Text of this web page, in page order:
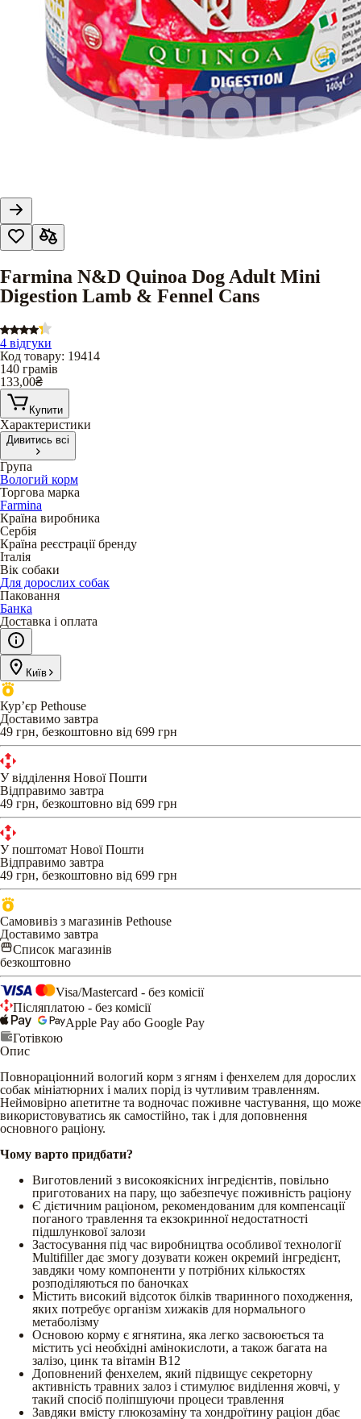
Farmina N&D Quinoa Dog Adult Mini
Digestion Lamb & Fennel Cans
4 відгуки
Код товару: 19414
140 грамів
133,00₴
Купити
Характеристики
Дивитись всі
Група
Вологий корм
Торгова марка
Farmina
Країна виробника
Сербія
Країна реєстрації бренду
Італія
Вік собаки
Для дорослих собак
Паковання
Банка
Доставка і оплата
Київ
Кур’єр Pethouse
Доставимо завтра
49 грн, безкоштовно від 699 грн
У відділення Нової Пошти
Відправимо завтра
49 грн, безкоштовно від 699 грн
У поштомат Нової Пошти
Відправимо завтра
49 грн, безкоштовно від 699 грн
Самовивіз з магазинів Pethouse
Доставимо завтра
Список магазинів
безкоштовно
Visa/Mastercard - без комісії
Післяплатою - без комісії
Apple Pay або Google Pay
Готівкою
Опис
Повнораціонний вологий корм з ягням і фенхелем для дорослих
собак мініатюрних і малих порід із чутливим травленням.
Неймовірно апетитне та водночас поживне частування, що може
використовуватись як самостійно, так і для доповнення
основного раціону.
Чому варто придбати?
Виготовлений з високоякісних інгредієнтів, повільно
приготованих на пару, що забезпечує поживність раціону
Є дієтичним раціоном, рекомендованим для компенсації
поганого травлення та екзокринної недостатності
підшлункової залози
Застосування під час виробництва особливої технології
Multifiller дає змогу дозувати кожен окремий інгредієнт,
завдяки чому компоненти у потрібних кількостях
розподіляються по баночках
Містить високий відсоток білків тваринного походження,
яких потребує організм хижаків для нормального
метаболізму
Основою корму є ягнятина, яка легко засвоюється та
містить усі необхідні амінокислоти, а також багата на
залізо, цинк та вітамін В12
Доповнений фенхелем, який підвищує секреторну
активність травних залоз і стимулює виділення жовчі, у
такий спосіб поліпшуючи процеси травлення
Завдяки вмісту глюкозаміну та хондроїтину раціон дбає